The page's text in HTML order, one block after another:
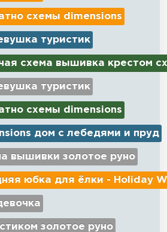
схемы dimensions
туристик
схема вышивка крестом
туристик
схемы dimensions
дом с лебедями и пруд
вышивки золотое руно
юбка для ёлки - Holiday
золотое руно